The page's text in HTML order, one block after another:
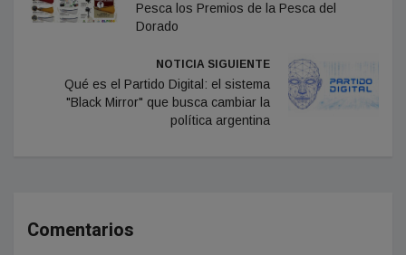
Pesca los Premios de la Pesca del
Dorado
NOTICIA SIGUIENTE
Qué es el Partido Digital: el sistema
"Black Mirror" que busca cambiar la
política argentina
Comentarios